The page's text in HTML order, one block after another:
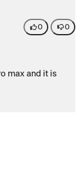
0 0
max and it is